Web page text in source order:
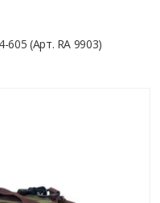
605 (Арт. RA 9903)